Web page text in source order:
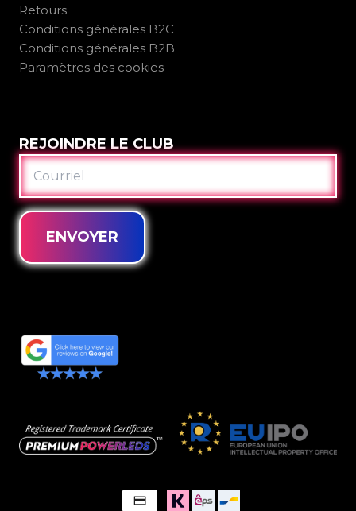
Retours
Conditions générales B2C
Conditions générales B2B
Paramètres des cookies
REJOINDRE LE CLUB
COURRIEL
ENVOYER